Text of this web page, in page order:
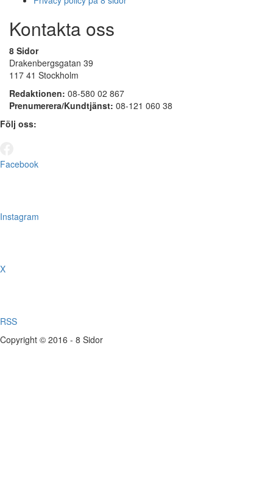
Kontakta oss
8 Sidor
Drakenbergsgatan 39
117 41 Stockholm
Redaktionen: 08-580 02 867
Prenumerera/Kundtjänst: 08-121 060 38
Följ oss:
Facebook
Instagram
X
RSS
Copyright © 2016 - 8 Sidor